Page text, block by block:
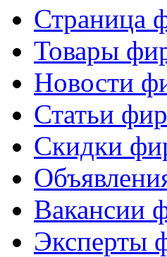
Страница
Товары
Новости
Статьи
Скидки
Вакансии
Эксперты